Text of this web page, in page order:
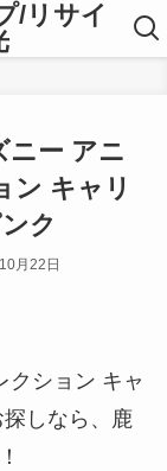
/リサイ
ー アニ
ン キャリ
ク
月22日
クション キャ
しなら、鹿